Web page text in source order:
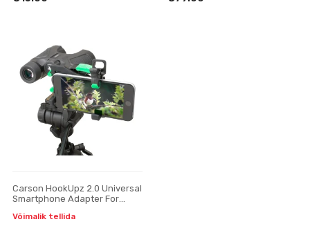
Carson HookUpz 2.0 Universal
Smartphone Adapter For
Võimalik tellida